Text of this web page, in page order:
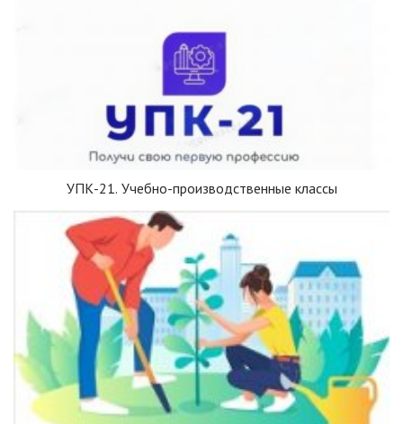
УПК-21. Учебно-производственные классы